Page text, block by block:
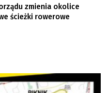
zmienia okolice
ścieżki rowerowe